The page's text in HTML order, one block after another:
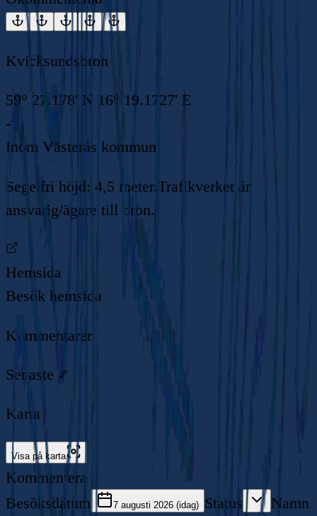
Kvicksundsbron
59° 27.178' N 16° 19.1727' E
-
Inom Västerås kommun
Segelfri höjd: 4,5 meter.Trafikverket är
ansvarig/ägare till bron.
Hemsida
Besök hemsida
Kommentarer
Senaste
Karta
Visa på karta
Kommentera
Besöksdatum
7 augusti 2026 (idag) Status
Namn